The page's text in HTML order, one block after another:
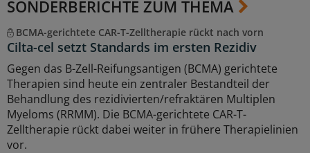
SONDERBERICHTE ZUM THEMA
BCMA-gerichtete CAR-T-Zelltherapie rückt nach vorn
Cilta-cel setzt Standards im ersten Rezidiv
Gegen das B-Zell-Reifungsantigen (BCMA) gerichtete
Therapien sind heute ein zentraler Bestandteil der
Behandlung des rezidivierten/refraktären Multiplen
Myeloms (RRMM). Die BCMA-gerichtete CAR-T-
Zelltherapie rückt dabei weiter in frühere Therapielinien
vor.